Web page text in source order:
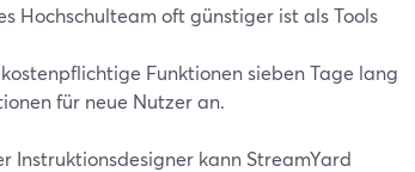
Hochschulteam oft günstiger ist als Tools
Funktionen sieben Tage lang
für neue Nutzer an.
Instruktionsdesigner kann StreamYard